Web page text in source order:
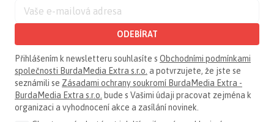
ODEBÍRAT
Přihlášením k newsletteru souhlasíte s Obchodními podmínkami
společnosti BurdaMedia Extra s.r.o. a potvrzujete, že jste se
seznámili se Zásadami ochrany soukromí BurdaMedia Extra -
BurdaMedia Extra s.r.o. bude s Vašimi údaji pracovat zejména k
organizaci a vyhodnocení akce a zasílání novinek.